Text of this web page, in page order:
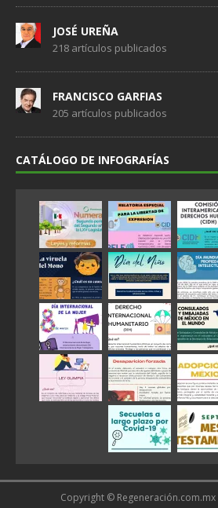
JOSÉ UREÑA
218 artículos publicados
FRANCISCO GARFIAS
205 artículos publicados
CATÁLOGO DE INFOGRAFÍAS
Copyright ©